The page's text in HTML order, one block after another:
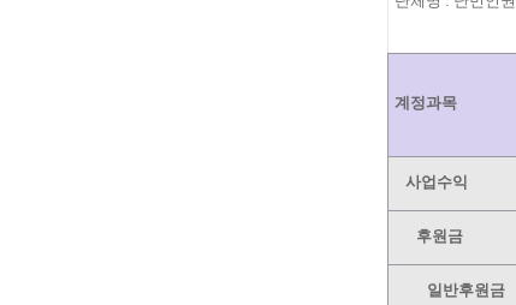
계정과목
사업수익
후원금
일반후원금